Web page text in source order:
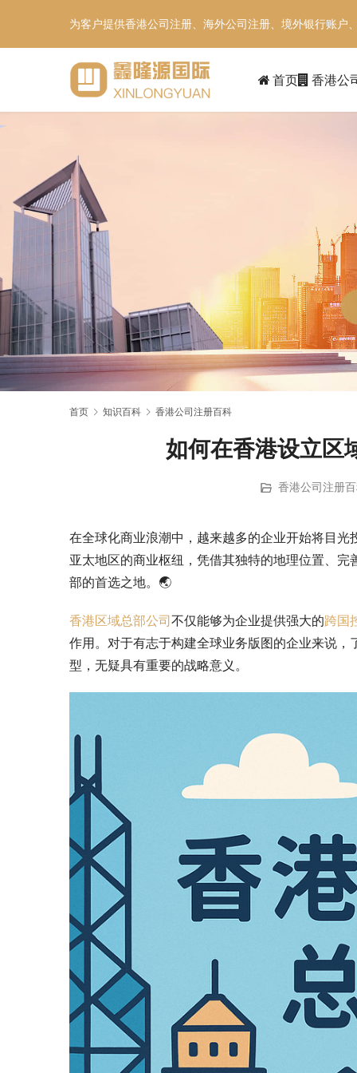
为客户提供香港公司注册、海外公司注册、境外银行账
首页 香港公
首页 知识百科 香港公司注册百科
如何在香港设立区
香港公司注册
在全球化商业浪潮中，越来越多的企业开始将目
亚太地区的商业枢纽，凭借其独特的地理位置、
部的首选之地。🌏
香港区域总部公司不仅能够为企业提供强大的跨国
作用。对于有志于构建全球业务版图的企业来说
型，无疑具有重要的战略意义。